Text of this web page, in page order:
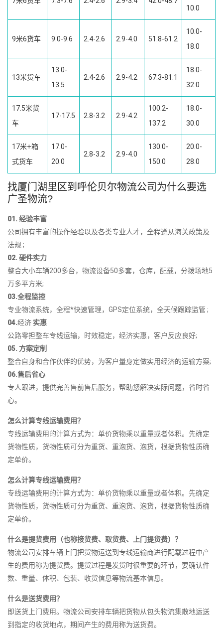
10.0
9米6货车 9.0-9.6 2.4-2.6 2.9-4.0 51.8-61.2
10.0-
18.0
13米货车
13.0-
13.5
2.4-2.6 2.9-4.2 67.3-81.1
18.0-
32.0
17.5米货
车
17-17.5 2.8-3.2 2.9-4.2
100.2-
137.2
18.0-
30.0
17米+箱
式货车
17.0-
20.0
2.8-3.2 2.9-4.0
130.0-
150.0
20.0-
28.0
找厦门湖里区到呼伦贝尔物流公司为什么要选
广圣物流?
01. 经验丰富
公司拥有丰富的操作经验以及各类专业人才，全程遵从海关政策及
法规 ;
02. 硬件实力
整合大小车辆200多台，物流设备50多套，仓库，配载，分拨场地5
万多平方米;
03.全程监控
专业物流系统，全程*快速管理，GPS定位系统，全天候跟踪监管 ;
04.经济 实惠
公路零担整车专线运输，时效稳定，经济实惠，客户反应良好;
05. 方案定制
整合自身和合作伙伴的优势，为客户量身定做实用经济的运输方案;
06.售后省心
专人跟进，提供完善售前售后服务，帮助您解决实际问题，省时省
心。
怎么计算专线运输费用？
专线运输费用的计算方式为：单价货物乘以重量或者体积。先确定
货物性质，货物性质可分为重货、重泡货、泡货，根据货物性质确
定单价。
怎么计算专线运输费用？
专线运输费用的计算方式为：单价货物乘以重量或者体积。先确定
货物性质，货物性质可分为重货、重泡货、泡货，根据货物性质确
定单价。
什么是提货费用（也称接货费、取货费、上门提货费）？
物流公司安排车辆上门把货物运送到专线运输商进行配载过程中产
生的费用称为提货费。提货过程是发货时很重要的环节，要确认件
数、重量、体积、包装、收货信息等物流基本信息。
什么是送货费用？
即送货上门费用。物流公司安排车辆把货物从包头物流集散地运送
到指定的收货地点，期间产生的费用称为送货费。